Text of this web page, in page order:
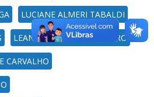
LUCIANE ALMERI TABALDI
LEANDRO RODRIGO RIBEIRO
CARVALHO